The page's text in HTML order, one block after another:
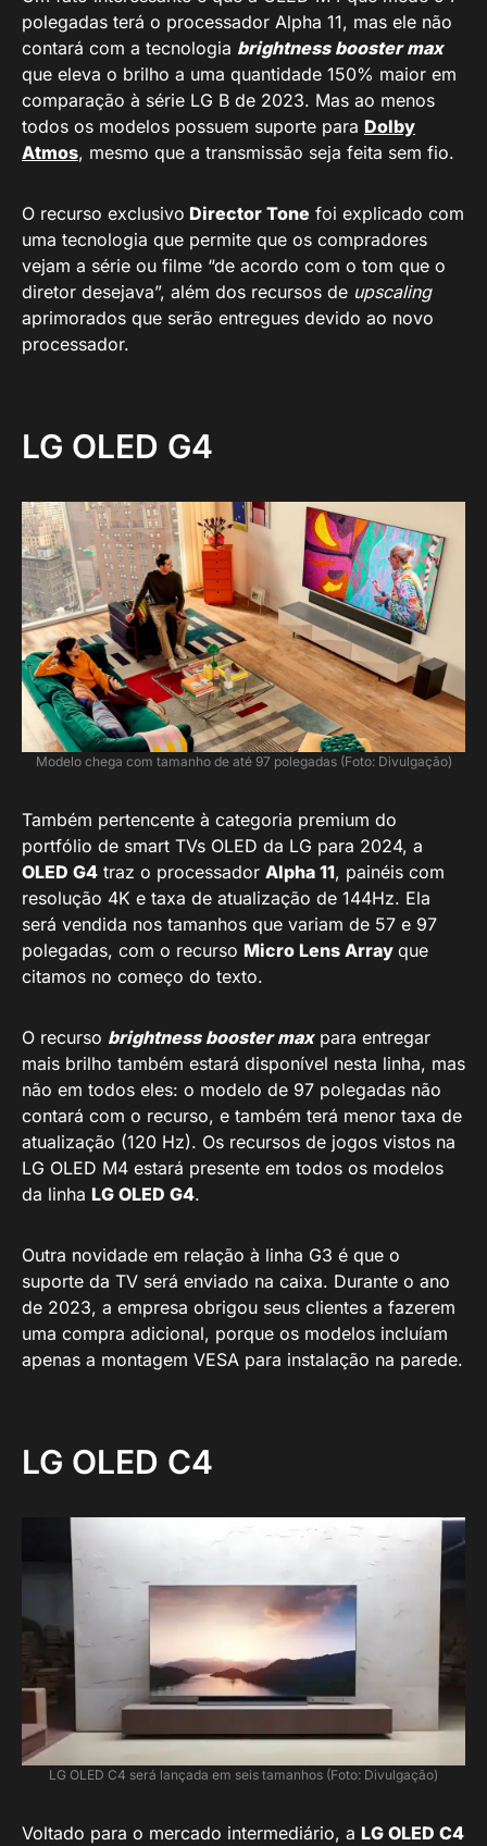
polegadas terá o processador Alpha 11, mas ele não
contará com a tecnologia brightness booster max
que eleva o brilho a uma quantidade 150% maior em
comparação à série LG B de 2023. Mas ao menos
todos os modelos possuem suporte para Dolby
Atmos, mesmo que a transmissão seja feita sem fio.
O recurso exclusivo Director Tone foi explicado com
uma tecnologia que permite que os compradores
vejam a série ou filme “de acordo com o tom que o
diretor desejava”, além dos recursos de upscaling
aprimorados que serão entregues devido ao novo
processador.
LG OLED G4
Modelo chega com tamanho de até 97 polegadas (Foto: Divulgação)
Também pertencente à categoria premium do
portfólio de smart TVs OLED da LG para 2024, a
OLED G4 traz o processador Alpha 11, painéis com
resolução 4K e taxa de atualização de 144Hz. Ela
será vendida nos tamanhos que variam de 57 e 97
polegadas, com o recurso Micro Lens Array que
citamos no começo do texto.
O recurso brightness booster maxpara entregar
mais brilho também estará disponível nesta linha, mas
não em todos eles: o modelo de 97 polegadas não
contará com o recurso, e também terá menor taxa de
atualização (120 Hz). Os recursos de jogos vistos na
LG OLED M4 estará presente em todos os modelos
da linha LG OLED G4.
Outra novidade em relação à linha G3 é que o
suporte da TV será enviado na caixa. Durante o ano
de 2023, a empresa obrigou seus clientes a fazerem
uma compra adicional, porque os modelos incluíam
apenas a montagem VESA para instalação na parede.
LG OLED C4
LG OLED C4 será lançada em seis tamanhos (Foto: Divulgação)
Voltado para o mercado intermediário, a LG OLED C4